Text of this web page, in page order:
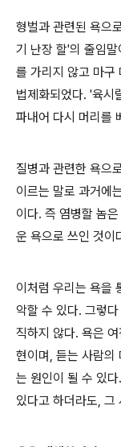
형벌과 관련된 욕으
기 난장 할'의 줄임말
를 가리지 않고 마구
법제화되었다. '육시
파내어 다시 머리를
질병과 관련한 욕으
이르는 말로 과거에
이다. 즉 염병할 놈
운 욕으로 쓰인 것이
이처럼 우리는 욕을
악할 수 있다. 그렇
직하지 않다. 욕은
현이며, 듣는 사람의
는 원인이 될 수 있다.
있다고 하더라도, 그